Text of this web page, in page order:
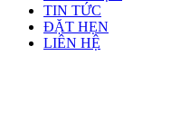
TIN TỨC
ĐẶT HẸN
LIÊN HỆ